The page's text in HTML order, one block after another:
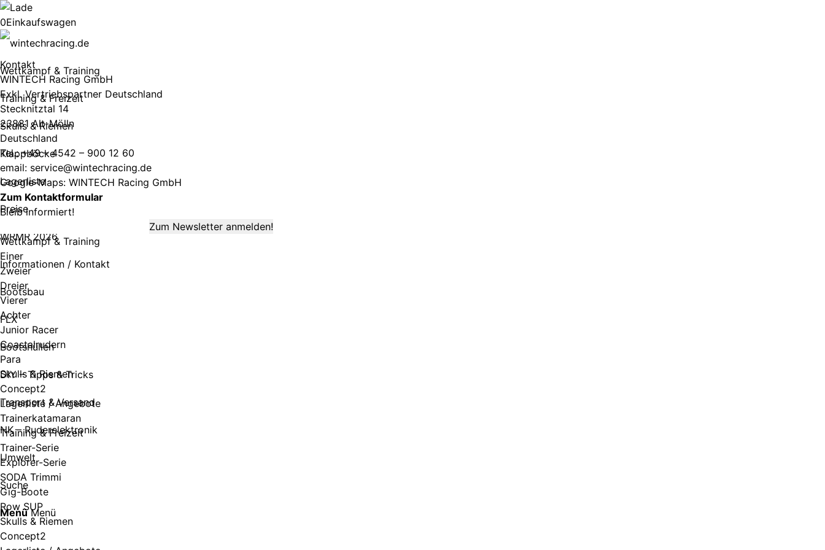
0Einkaufswagen
Wettkampf & Training
Training & Freizeit
Skulls & Riemen
Klappböcke
Lagerliste
Preise
WRMR 2026
Informationen / Kontakt
Bootsbau
FLX
Bootshüllen
DIY – Tipps & Tricks
Transport & Versand
NK – Ruderelektronik
Umwelt
Suche
Menü Menü
Kontakt
WINTECH Racing GmbH
Exkl. Vertriebspartner Deutschland
Stecknitztal 14
23881 Alt-Mölln
Deutschland
Tel.: +49 – 4542 – 900 12 60
email: service@wintechracing.de
Google-Maps: WINTECH Racing GmbH
Zum Kontaktformular
Bleib informiert!
Wettkampf & Training
Einer
Zweier
Dreier
Vierer
Achter
Junior Racer
Coastalrudern
Para
Skulls & Riemen
Concept2
Lagerliste / Angebote
Trainerkatamaran
Training & Freizeit
Trainer-Serie
Explorer-Serie
SODA Trimmi
Gig-Boote
Row SUP
Skulls & Riemen
Concept2